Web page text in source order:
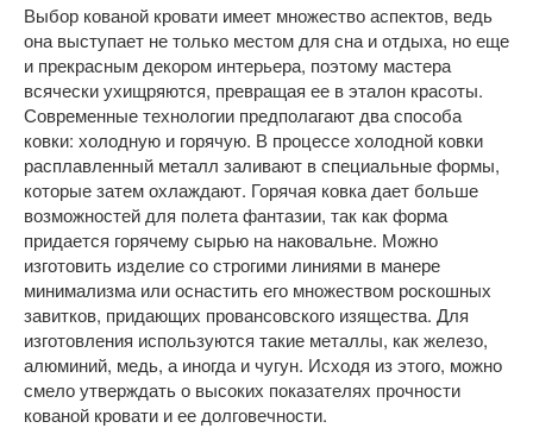
Выбор кованой кровати имеет множество аспектов, ведь
она выступает не только местом для сна и отдыха, но еще
и прекрасным декором интерьера, поэтому мастера
всячески ухищряются, превращая ее в эталон красоты.
Современные технологии предполагают два способа
ковки: холодную и горячую. В процессе холодной ковки
расплавленный металл заливают в специальные формы,
которые затем охлаждают. Горячая ковка дает больше
возможностей для полета фантазии, так как форма
придается горячему сырью на наковальне. Можно
изготовить изделие со строгими линиями в манере
минимализма или оснастить его множеством роскошных
завитков, придающих провансовского изящества. Для
изготовления используются такие металлы, как железо,
алюминий, медь, а иногда и чугун. Исходя из этого, можно
смело утверждать о высоких показателях прочности
кованой кровати и ее долговечности.